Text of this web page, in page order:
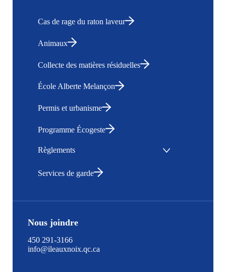
Cas de rage du raton laveur
Animaux
Collecte des matières résiduelles
École Alberte Melançon
Permis et urbanisme
Programme Écogeste
Règlements
Services de garde
Nous joindre
450 291-3166
info@ileauxnoix.qc.ca